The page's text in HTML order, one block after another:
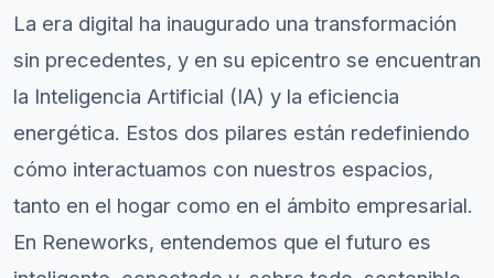
La era digital ha inaugurado una transformación
sin precedentes, y en su epicentro se encuentran
la Inteligencia Artificial (IA) y la eficiencia
energética. Estos dos pilares están redefiniendo
cómo interactuamos con nuestros espacios,
tanto en el hogar como en el ámbito empresarial.
En Reneworks, entendemos que el futuro es